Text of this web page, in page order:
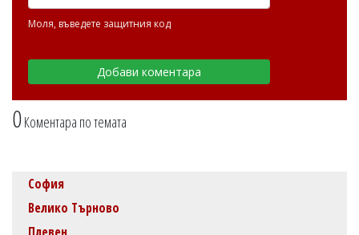
0Коментара по темата
Моля, въведете защитния код
София
Велико Търново
Плевен